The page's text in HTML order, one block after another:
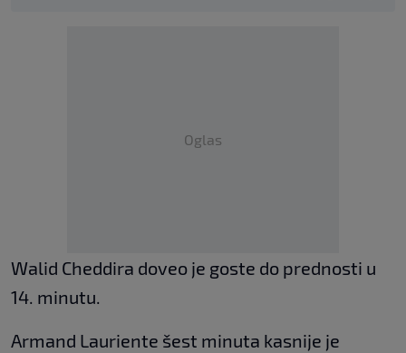
Oglas
Walid Cheddira doveo je goste do prednosti u
14. minutu.
Armand Lauriente šest minuta kasnije je